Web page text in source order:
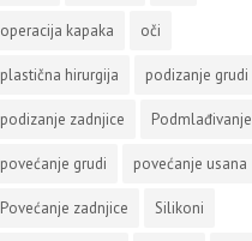
operacija kapaka oči
plastična hirurgija podizanje grudi
podizanje zadnjice Podmlađivanje
povećanje grudi povećanje usana
Povećanje zadnjice Silikoni